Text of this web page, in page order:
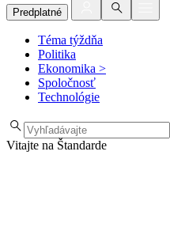
Predplatné
Téma týždňa
Politika
Ekonomika >
Spoločnosť
Technológie
Vitajte na Štandarde